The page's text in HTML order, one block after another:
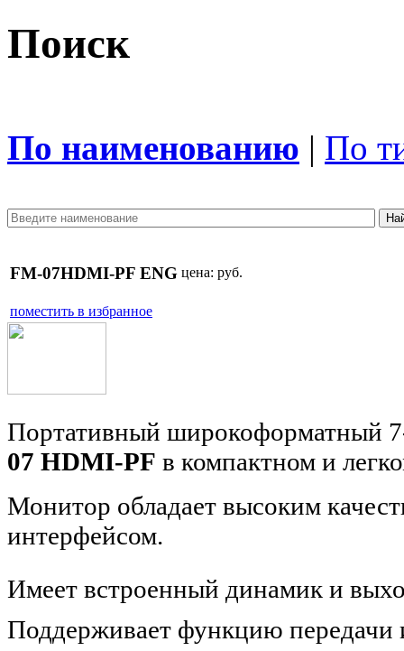
Поиск
По наименованию | По
FM-07HDMI-PF ENG цена: руб.
поместить в избранное
Портативный широкоформатный
07 HDMI-PF в компактном и
Монитор обладает высоким
интерфейсом.
Имеет встроенный динамик и
Поддерживает функцию